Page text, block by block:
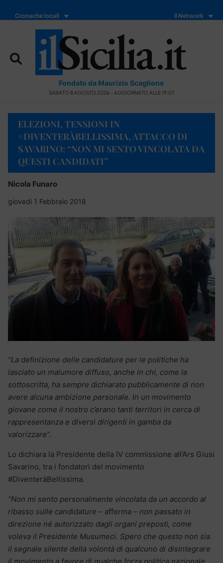
Cronache locali Il Network
Fondato da Maurizio Scaglione
SABATO 8 AGOSTO 2026 - AGGIORNATO ALLE 19:07
ELEZIONI, TENSIONI IN
#DIVENTERÀBELLISSIMA, ATTACCO DI
SAVARINO: “NON MI SENTO VINCOLATA DA
QUESTI CANDIDATI”
Nicola Funaro
giovedì 1 Febbraio 2018
“La definizione delle candidature per le politiche ha
lasciato un malumore diffuso, anche in chi, come la
sottoscritta, ha sempre dichiarato pubblicamente di non
avere alcuna ambizione personale. In un movimento
giovane come il nostro c’erano tanti territori in cerca di
rappresentanza e diversi dirigenti in gamba da
valorizzare”.
Lo dichiara la Presidente della IV commissione all’Ars Giusi
Savarino, tra i fondatori del movimento
#DiventeràBellissima.
“Non mi sento personalmente vincolata da un accordo al
ribasso sulle candidature – afferma – non passato in
direzione né autorizzato dagli organi preposti, come
voleva il Presidente Musumeci. Spero che questo non sia
il segnale silente della volontà di qualcuno di disintegrare